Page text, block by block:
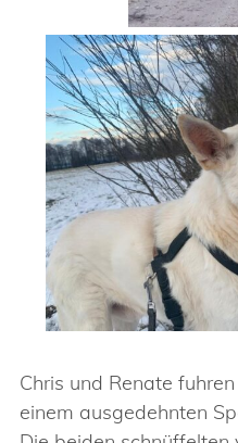
Chris und Renate
einem ausgedehnten